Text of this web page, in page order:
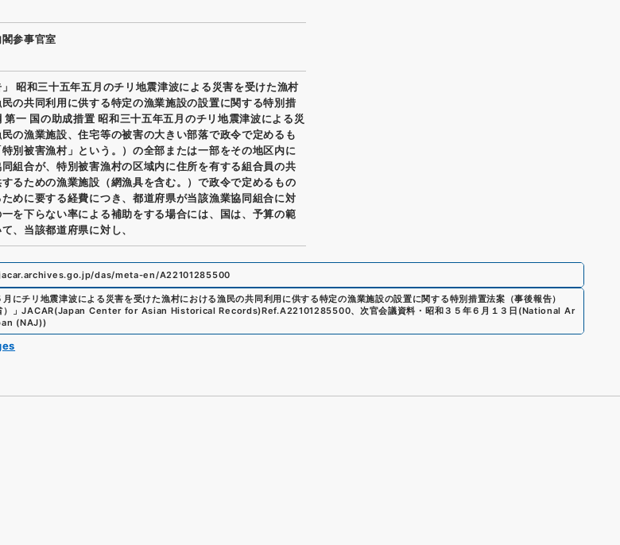
参事官室
」 昭和三十五年五月のチリ地震津波による災害を受けた漁村
の共同利用に供する特定の漁業施設の設置に関する特別措
第一 国の助成措置 昭和三十五年五月のチリ地震津波による災
の漁業施設、住宅等の被害の大きい部落で政令で定めるも
別被害漁村」という。）の全部または一部をその地区内に
組合が、特別被害漁村の区域内に住所を有する組合員の共
るための漁業施設（網漁具を含む。）で政令で定めるもの
めに要する経費につき、都道府県が当該漁業協同組合に対
一を下らない率による補助をする場合には、国は、予算の範
、当該都道府県に対し、
das/meta-en/A22101285500
月にチリ地震津波による災害を受けた漁村における漁民の共同利用に供する特定の漁業施設の設置に関する特別措置法案（事後報告）
」JACAR(Japan Center for Asian Historical Records)Ref.A22101285500、 次官会議資料・昭和３５年６月１３日 (National Ar
(NAJ))